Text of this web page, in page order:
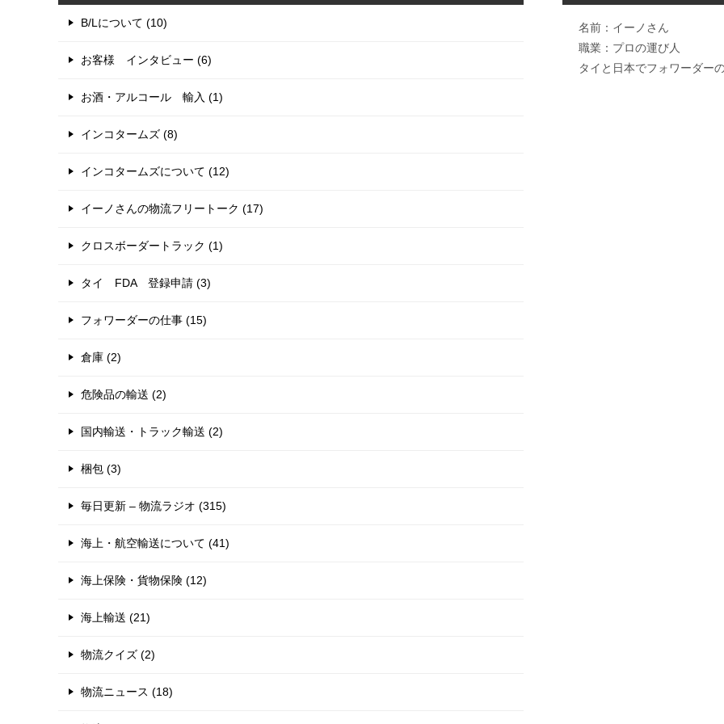
B/Lについて (10)
お客様 インタビュー (6)
お酒・アルコール 輸入 (1)
インコタームズ (8)
インコタームズについて (12)
イーノさんの物流フリートーク (17)
クロスボーダートラック (1)
タイ FDA 登録申請 (3)
フォワーダーの仕事 (15)
倉庫 (2)
危険品の輸送 (2)
国内輸送・トラック輸送 (2)
梱包 (3)
毎日更新 – 物流ラジオ (315)
海上・航空輸送について (41)
海上保険・貨物保険 (12)
海上輸送 (21)
物流クイズ (2)
物流ニュース (18)
名前：イーノさん
職業：プロの運び人
タイと日本でフォワーダー